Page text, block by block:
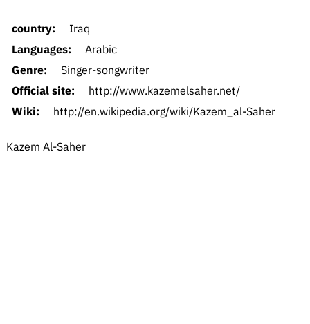
country:
Iraq
Languages:
Arabic
Genre:
Singer-songwriter
Official site:
http://www.kazemelsaher.net/
Wiki:
http://en.wikipedia.org/wiki/Kazem_al-Saher
Kazem Al-Saher